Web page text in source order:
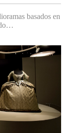
basados en